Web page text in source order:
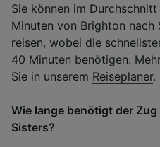
Sie können im
Minuten von Brighton nach
reisen, wobei die
40 Minuten benötigen.
Sie in unserem Reiseplaner.
Wie lange benötigt der
Sisters?